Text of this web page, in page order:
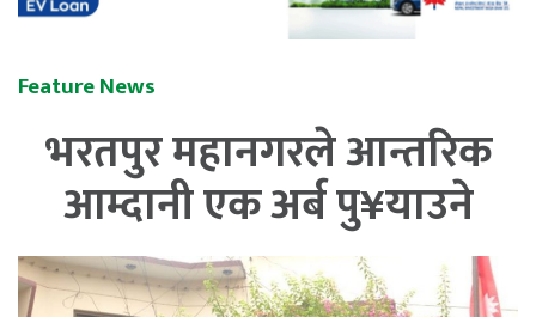
Feature News
भरतपुर महानगरले आन्तरिक
आम्दानी एक अर्ब पु¥याउने